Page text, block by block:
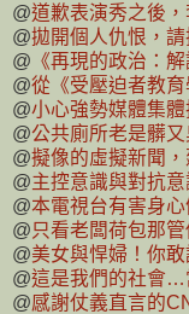
@道歉表演秀之後
@拋開個人仇恨，
@ 《再現的政治：
@從《受壓迫者教
@小心強勢媒體集
@公共廁所老是髒
@擬像的虛擬新聞
@主控意識與對抗
@本電視台有害身
@只看老闆荷包那
@美女與悍婦！你敢
@這是我們的社會…
@感謝仗義直言的